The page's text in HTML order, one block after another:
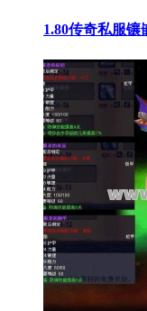
1.80传奇私服